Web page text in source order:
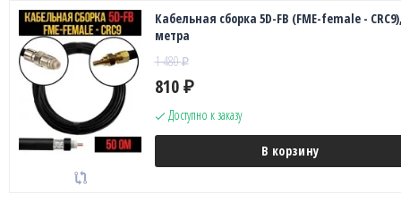
Кабельная сборка 5D-FB (FME-female -
метра
1 480₽
810 ₽
Доступно к заказу
В корзину